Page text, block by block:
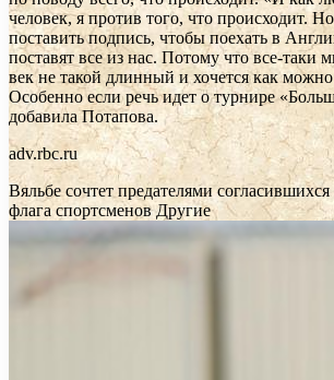
человек, я против того, что происходит.
поставить подпись, чтобы поехать в
поставят все из нас. Потому что все-
век не такой длинный и хочется как
Особенно если речь идет о турнире
добавила Потапова.
adv.rbc.ru
Вяльбе сочтет предателями согласившихся
флага спортсменовДругие